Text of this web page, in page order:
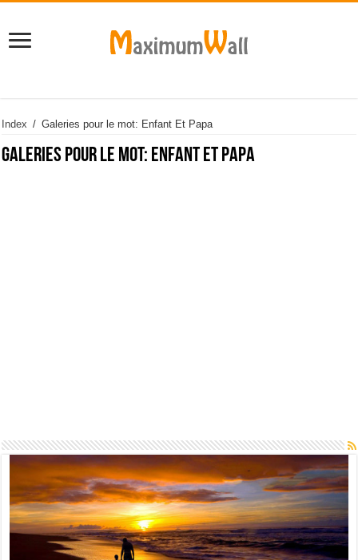
Index / Galeries pour le mot: Enfant Et Papa
Galeries pour le mot: Enfant Et Papa